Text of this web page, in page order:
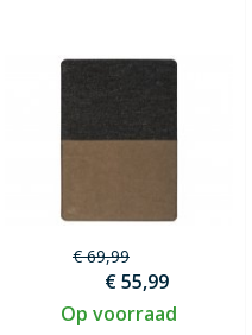
€ 69,99
€ 55,99
Op voorraad